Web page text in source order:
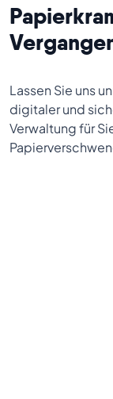
Lassen Sie uns
digitaler und
Verwaltung für